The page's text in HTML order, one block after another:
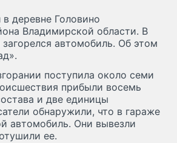
деревне Головино
Владимирской области. В
автомобиль. Об этом
поступила около семи
прибыли восемь
и две единицы
обнаружили, что в гараже
автомобиль. Они вывезли
ее.